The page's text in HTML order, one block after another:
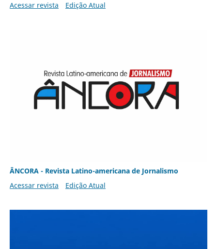
Acessar revista
Edição Atual
ÂNCORA - Revista Latino-americana de Jornalismo
Acessar revista
Edição Atual